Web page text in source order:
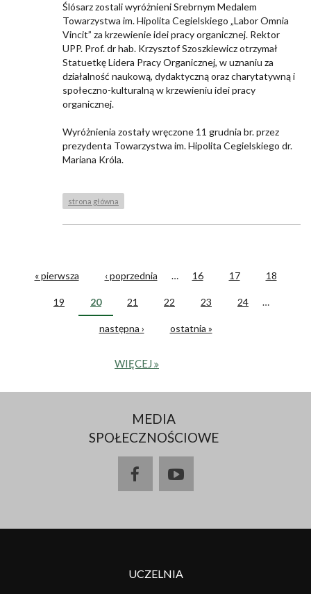
Ślósarz zostali wyróżnieni Srebrnym Medalem
Towarzystwa im. Hipolita Cegielskiego „Labor Omnia
Vincit” za krzewienie idei pracy organicznej. Rektor
UPP. Prof. dr hab. Krzysztof Szoszkiewicz otrzymał
Statuetkę Lidera Pracy Organicznej, w uznaniu za
działalność naukową, dydaktyczną oraz charytatywną i
społeczno-kulturalną w krzewieniu idei pracy
organicznej.
Wyróżnienia zostały wręczone 11 grudnia br. przez
prezydenta Towarzystwa im. Hipolita Cegielskiego dr.
Mariana Króla.
strona główna
STRONY
« pierwsza ‹ poprzednia … 16 17 18
19 20 21 22 23 24 …
następna › ostatnia »
WIĘCEJ
MEDIA
SPOŁECZNOŚCIOWE
UCZELNIA